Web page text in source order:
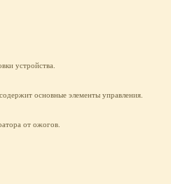
устройства.
основные элементы управления.
от ожогов.